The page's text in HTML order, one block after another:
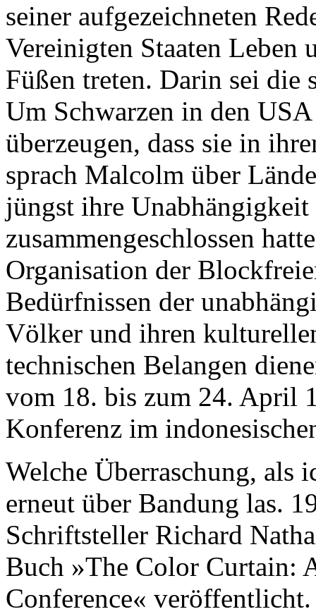
seiner aufgezeichneten
Vereinigten Staaten Leben
Füßen treten. Darin sei die
Um Schwarzen in den
überzeugen, dass sie in
sprach Malcolm über
jüngst ihre
zusammengeschlossen
Organisation der
Bedürfnissen der
Völker und ihren
technischen Belangen
vom 18. bis zum 24. April
Konferenz im
Welche Überraschung, als
erneut über Bandung las.
Schriftsteller Richard
Buch »The Color Curtain:
Conference«